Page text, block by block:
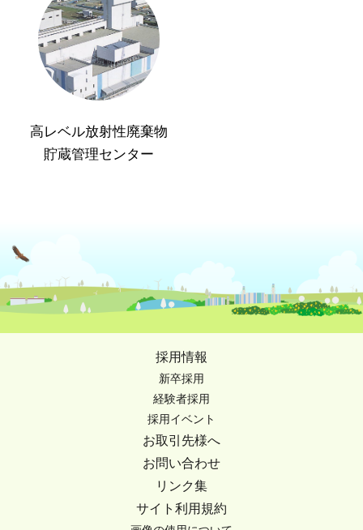
高レベル放射性廃棄物
貯蔵管理センター
採用情報
新卒採用
経験者採用
採用イベント
お取引先様へ
お問い合わせ
リンク集
サイト利用規約